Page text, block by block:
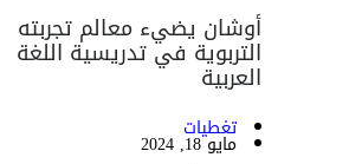
أوشان يضيء معالم تجربته
التربوية في تدريسية اللغة
العربية
تغطيات
مايو 18, 2024